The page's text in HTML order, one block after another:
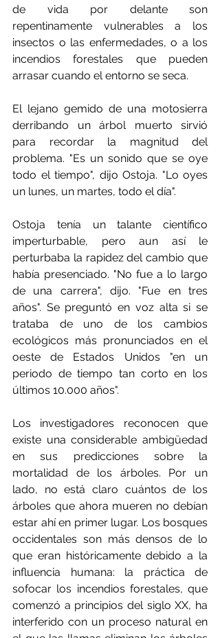
de vida por delante son
repentinamente vulnerables a los
insectos o las enfermedades, o a los
incendios forestales que pueden
arrasar cuando el entorno se seca.
El lejano gemido de una motosierra
derribando un árbol muerto sirvió
para recordar la magnitud del
problema. "Es un sonido que se oye
todo el tiempo", dijo Ostoja. "Lo oyes
un lunes, un martes, todo el día".
Ostoja tenía un talante científico
imperturbable, pero aun así le
perturbaba la rapidez del cambio que
había presenciado. "No fue a lo largo
de una carrera", dijo. "Fue en tres
años". Se preguntó en voz alta si se
trataba de uno de los cambios
ecológicos más pronunciados en el
oeste de Estados Unidos "en un
periodo de tiempo tan corto en los
últimos 10.000 años".
Los investigadores reconocen que
existe una considerable ambigüedad
en sus predicciones sobre la
mortalidad de los árboles. Por un
lado, no está claro cuántos de los
árboles que ahora mueren no debían
estar ahí en primer lugar. Los bosques
occidentales son más densos de lo
que eran históricamente debido a la
influencia humana: la práctica de
sofocar los incendios forestales, que
comenzó a principios del siglo XX, ha
interferido con un proceso natural en